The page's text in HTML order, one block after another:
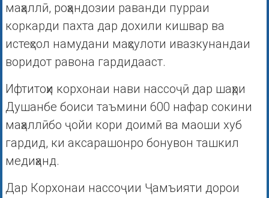
маҳаллӣ, роҳандозии раванди пурраи
коркарди пахта дар дохили кишвар ва
истеҳсол намудани маҳсулоти ивазкунандаи
воридот равона гардидааст.
Ифтитоҳи корхонаи нави нассоҷӣ дар шаҳри
Душанбе боиси таъмини 600 нафар сокини
маҳаллӣбо ҷойи кори доимӣ ва маоши хуб
гардид, ки аксарашонро бонувон ташкил
медиҳанд.
Дар Корхонаи нассоҷии Ҷамъияти дорои